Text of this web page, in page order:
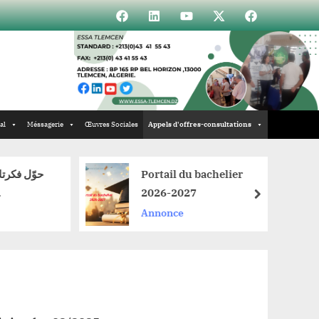
Élément
de
menu
Élément
de
menu
Élément
de
menu
Élément
de
menu
Incubateur
Méssagerie Œuvres Sociales Appels d'offres-consultations
Portail du bachelier
2026-2027
Annonce
next